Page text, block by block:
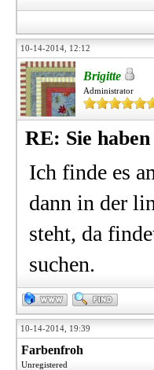
10-14-2014, 12:12
Brigitte
Administrator
RE: Sie
Ich finde es
dann in der
steht, da
suchen.
10-14-2014, 19:39
Farbenfroh
Unregistered